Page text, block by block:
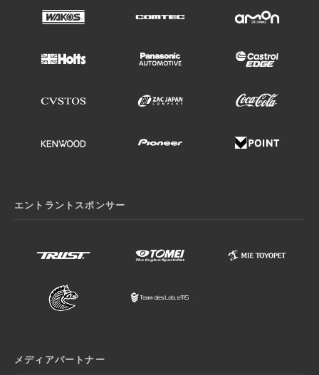
エントラントスポンサー
メディアパートナー